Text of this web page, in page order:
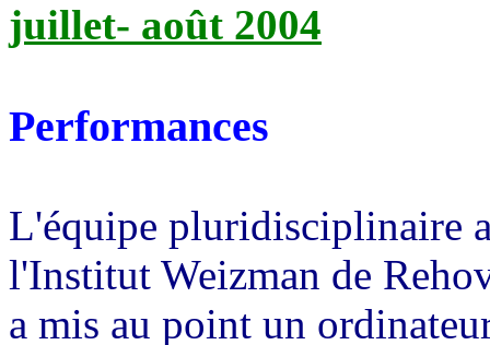
juillet- août 2004
Performances
L'équipe pluridisciplinaire
l'Institut Weizman de
a mis au point un